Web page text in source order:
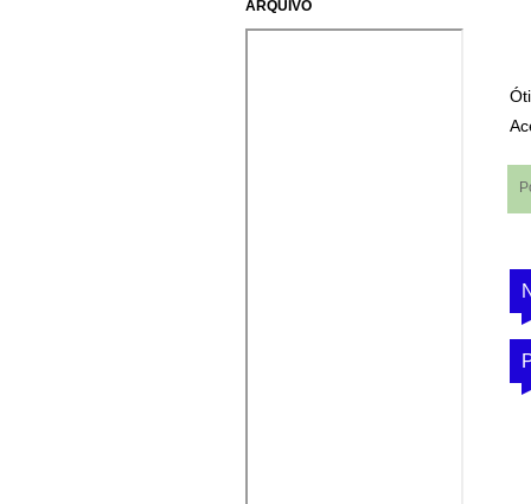
ARQUIVO